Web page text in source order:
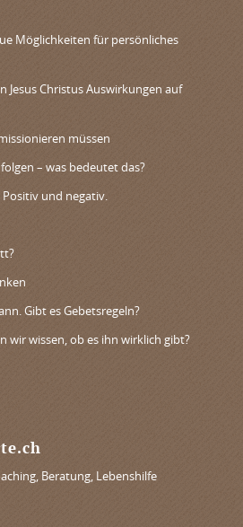
Möglichkeiten für persönliches
Jesus Christus Auswirkungen auf
müssen
– was bedeutet das?
und negativ.
Gibt es Gebetsregeln?
wir wissen, ob es ihn wirklich gibt?
Beratung, Lebenshilfe